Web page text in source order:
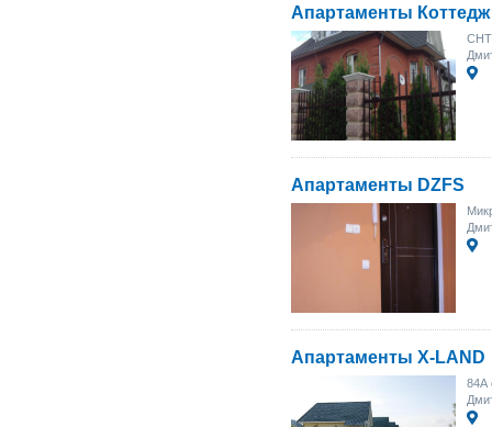
Апартаменты
СНТ
Апартаменты DZFS
Апартаменты X-LAND
84А